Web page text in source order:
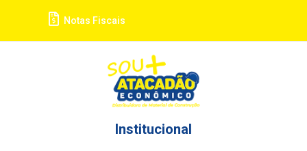
Notas Fiscais
Institucional